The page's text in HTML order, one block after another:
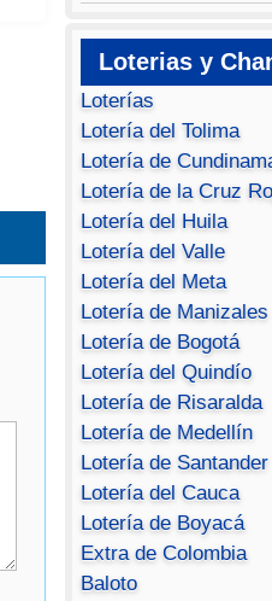
Loterias y
Loterías
Lotería del Tolima
Lotería de
Lotería de la Cruz
Lotería del Huila
Lotería del Valle
Lotería del Meta
Lotería de Manizales
Lotería de Bogotá
Lotería del Quindío
Lotería de Risaralda
Lotería de Medellín
Lotería de Santander
Lotería del Cauca
Lotería de Boyacá
Extra de Colombia
Baloto